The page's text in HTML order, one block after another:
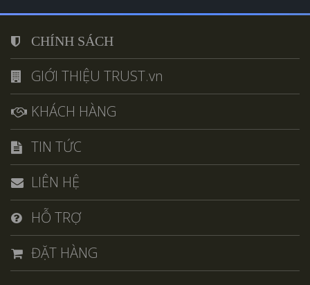
CHÍNH SÁCH
GIỚI THIỆU TRUST.vn
KHÁCH HÀNG
TIN TỨC
LIÊN HỆ
HỖ TRỢ
ĐẶT HÀNG